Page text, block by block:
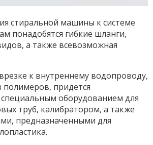
стиральной машины к системе
понадобятся гибкие шланги,
а также всевозможная
к внутреннему водопроводу,
придется
специальным оборудованием для
труб, калибратором, а также
предназначенными для